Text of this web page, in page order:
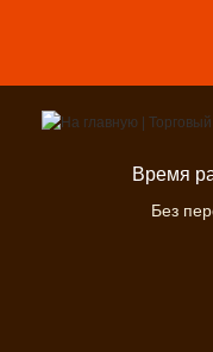
Время
Без